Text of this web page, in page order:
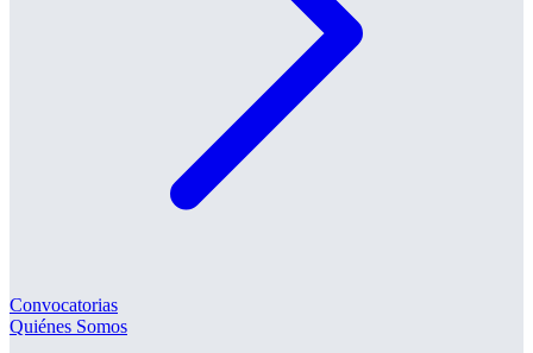
Convocatorias
Quiénes Somos